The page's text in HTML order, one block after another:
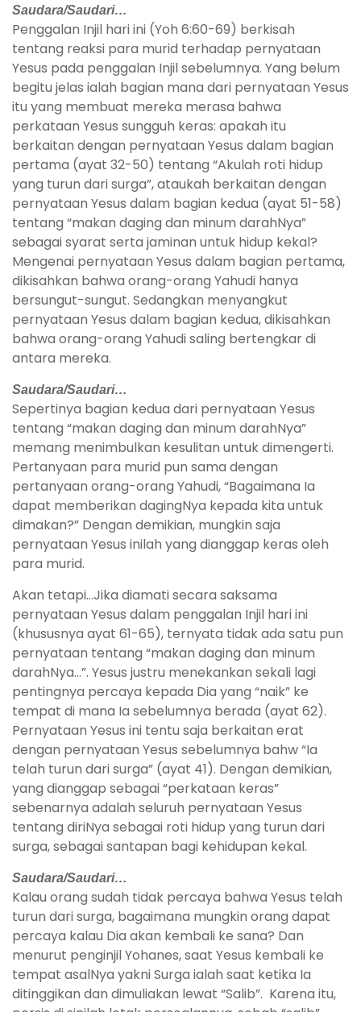
Saudara/Saudari…
Penggalan Injil hari ini (Yoh 6:60-69) berkisah
tentang reaksi para murid terhadap pernyataan
Yesus pada penggalan Injil sebelumnya. Yang belum
begitu jelas ialah bagian mana dari pernyataan Yesus
itu yang membuat mereka merasa bahwa
perkataan Yesus sungguh keras: apakah itu
berkaitan dengan pernyataan Yesus dalam bagian
pertama (ayat 32-50) tentang “Akulah roti hidup
yang turun dari surga”, ataukah berkaitan dengan
pernyataan Yesus dalam bagian kedua (ayat 51-58)
tentang “makan daging dan minum darahNya”
sebagai syarat serta jaminan untuk hidup kekal?
Mengenai pernyataan Yesus dalam bagian pertama,
dikisahkan bahwa orang-orang Yahudi hanya
bersungut-sungut. Sedangkan menyangkut
pernyataan Yesus dalam bagian kedua, dikisahkan
bahwa orang-orang Yahudi saling bertengkar di
antara mereka.
Saudara/Saudari…
Sepertinya bagian kedua dari pernyataan Yesus
tentang “makan daging dan minum darahNya”
memang menimbulkan kesulitan untuk dimengerti.
Pertanyaan para murid pun sama dengan
pertanyaan orang-orang Yahudi, “Bagaimana Ia
dapat memberikan dagingNya kepada kita untuk
dimakan?” Dengan demikian, mungkin saja
pernyataan Yesus inilah yang dianggap keras oleh
para murid.
Akan tetapi…Jika diamati secara saksama
pernyataan Yesus dalam penggalan Injil hari ini
(khususnya ayat 61-65), ternyata tidak ada satu pun
pernyataan tentang “makan daging dan minum
darahNya…”. Yesus justru menekankan sekali lagi
pentingnya percaya kepada Dia yang “naik” ke
tempat di mana Ia sebelumnya berada (ayat 62).
Pernyataan Yesus ini tentu saja berkaitan erat
dengan pernyataan Yesus sebelumnya bahw “Ia
telah turun dari surga” (ayat 41). Dengan demikian,
yang dianggap sebagai “perkataan keras”
sebenarnya adalah seluruh pernyataan Yesus
tentang diriNya sebagai roti hidup yang turun dari
surga, sebagai santapan bagi kehidupan kekal.
Saudara/Saudari…
Kalau orang sudah tidak percaya bahwa Yesus telah
turun dari surga, bagaimana mungkin orang dapat
percaya kalau Dia akan kembali ke sana? Dan
menurut penginjil Yohanes, saat Yesus kembali ke
tempat asalNya yakni Surga ialah saat ketika Ia
ditinggikan dan dimuliakan lewat “Salib”. Karena itu,